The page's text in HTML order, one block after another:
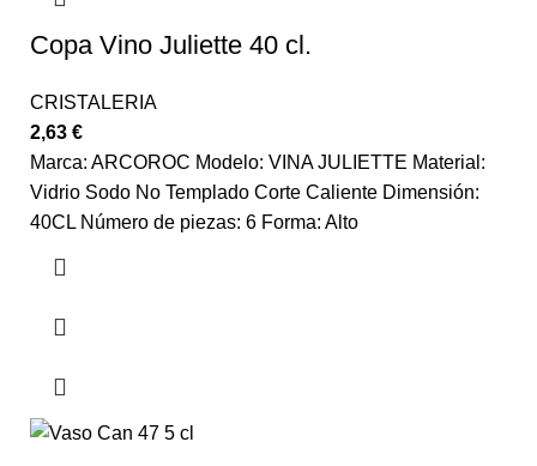
Copa Vino Juliette 40 cl.
CRISTALERIA
2,63 €
Marca: ARCOROC Modelo: VINA JULIETTE Material:
Vidrio Sodo No Templado Corte Caliente Dimensión:
40CL Número de piezas: 6 Forma: Alto